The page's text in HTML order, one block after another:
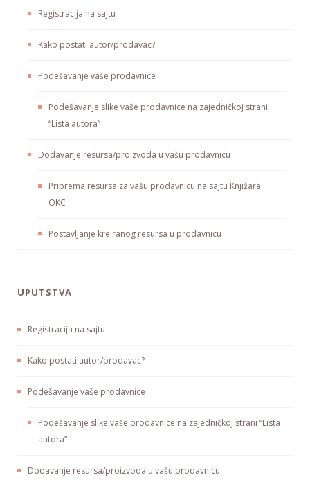
Registracija na sajtu
Kako postati autor/prodavac?
Podešavanje vaše prodavnice
Podešavanje slike vaše prodavnice na zajedničkoj strani
“Lista autora”
Dodavanje resursa/proizvoda u vašu prodavnicu
Priprema resursa za vašu prodavnicu na sajtu Knjižara
OKC
Postavljanje kreiranog resursa u prodavnicu
UPUTSTVA
Registracija na sajtu
Kako postati autor/prodavac?
Podešavanje vaše prodavnice
Podešavanje slike vaše prodavnice na zajedničkoj strani “Lista
autora”
Dodavanje resursa/proizvoda u vašu prodavnicu